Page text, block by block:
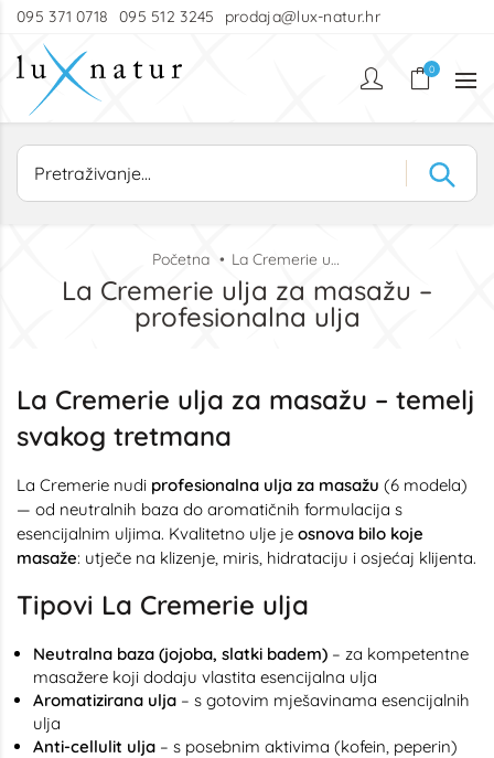
095 371 0718 095 512 3245 prodaja@lux-natur.hr
0
Početna La Cremerie ulja za masažu – profesionalna ulja
La Cremerie ulja za masažu –
profesionalna ulja
La Cremerie ulja za masažu – temelj
svakog tretmana
La Cremerie nudi profesionalna ulja za masažu (6 modela)
— od neutralnih baza do aromatičnih formulacija s
esencijalnim uljima. Kvalitetno ulje je osnova bilo koje
masaže: utječe na klizenje, miris, hidrataciju i osjećaj klijenta.
Tipovi La Cremerie ulja
Neutralna baza (jojoba, slatki badem) – za kompetentne
masažere koji dodaju vlastita esencijalna ulja
Aromatizirana ulja – s gotovim mješavinama esencijalnih
ulja
Anti-cellulit ulja – s posebnim aktivima (kofein, peperin)